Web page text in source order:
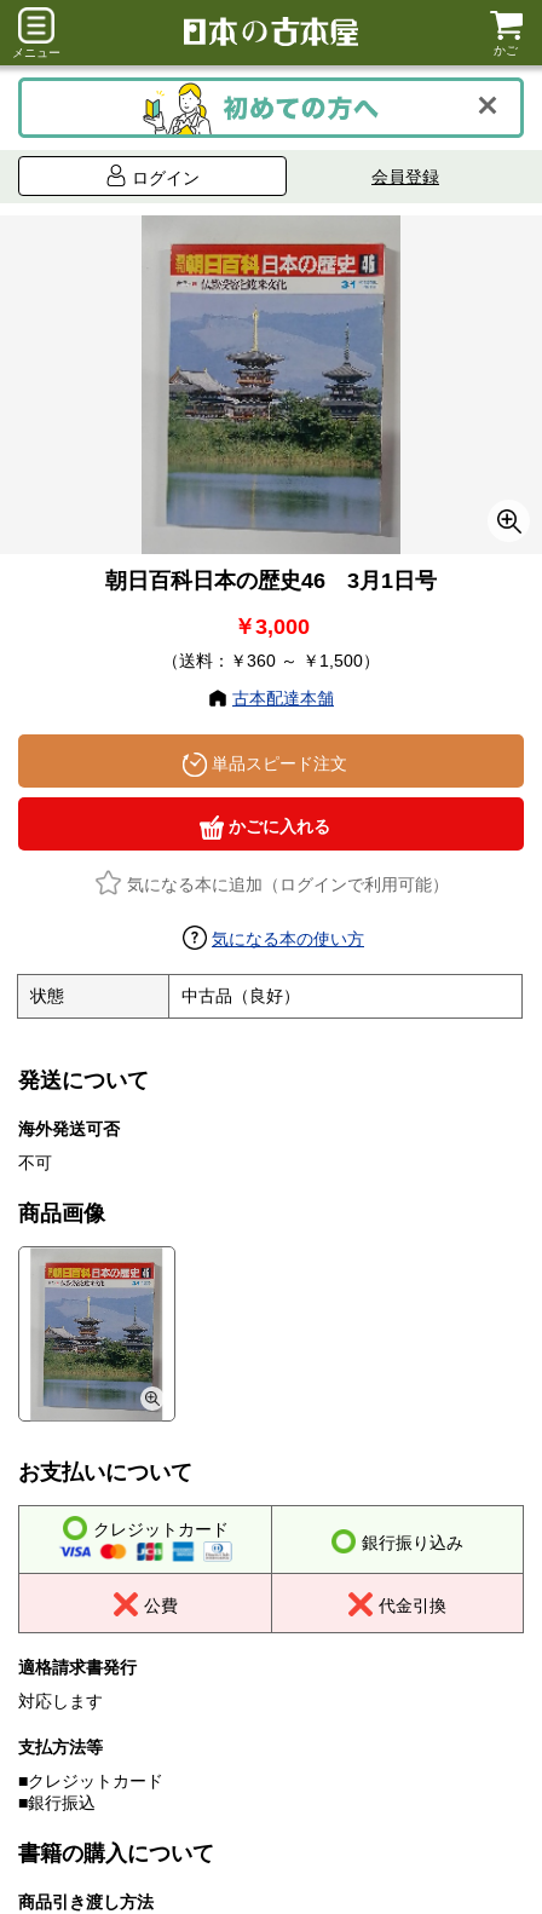
メニュー かご
ログイン 会員登録
朝日百科日本の歴史46 3月1日号
￥3,000
（送料：￥360 ～ ￥1,500）
古本配達本舗
単品スピード注文
かごに入れる
気になる本に追加（ログインで利用可能）
気になる本の使い方
状態 中古品（良好）
発送について
海外発送可否
不可
商品画像
お支払いについて
クレジットカード
銀行振り込み
公費 代金引換
適格請求書発行
対応します
支払方法等
■クレジットカード
■銀行振込
書籍の購入について
商品引き渡し方法